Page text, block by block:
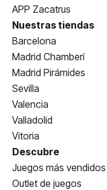
APP Zacatrus
Nuestras tiendas
Barcelona
Madrid Chamberí
Madrid Pirámides
Sevilla
Valencia
Valladolid
Vitoria
Descubre
Juegos más vendidos
Outlet de juegos